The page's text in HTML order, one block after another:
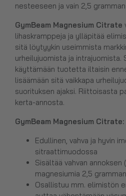
nesteeseen ja vain 2,5
GymBeam Magnesium Citrate
lihaskramppeja ja ylläpitää
sitä löytyykin useimmista
urheilujuomista ja
käyttämään tuotetta iltaisin
lisäämään sitä vaikkapa
suorituksen ajaksi. Riittoisasta
kerta-annosta.
GymBeam Magnesium Citrate:
Edullinen, vahva ja hyvin
sitraattimuodossa
Sisältää vahvan
magnesiumia 2,5
Osallistuu mm. elimistön